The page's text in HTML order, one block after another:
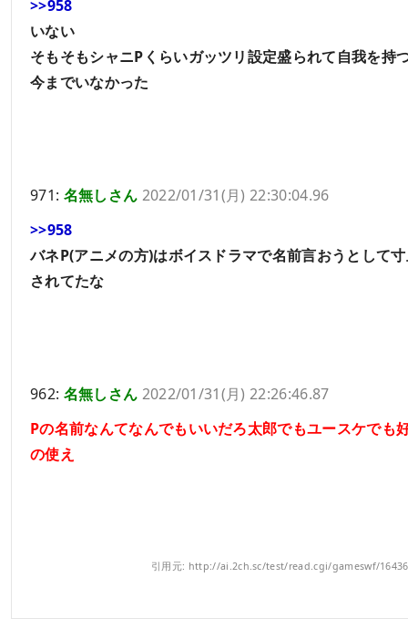
>>958
いない
そもそもシャニPくらいガッツリ設定盛られて自我を持
今までいなかった
971: 名無しさん 2022/01/31(月) 22:30:04.96
>>958
バネP(アニメの方)はボイスドラマで名前言おうとして
されてたな
962: 名無しさん 2022/01/31(月) 22:26:46.87
Pの名前なんてなんでもいいだろ太郎でもユースケでも
の使え
引用元: http://ai.2ch.sc/test/read.cgi/gameswf/